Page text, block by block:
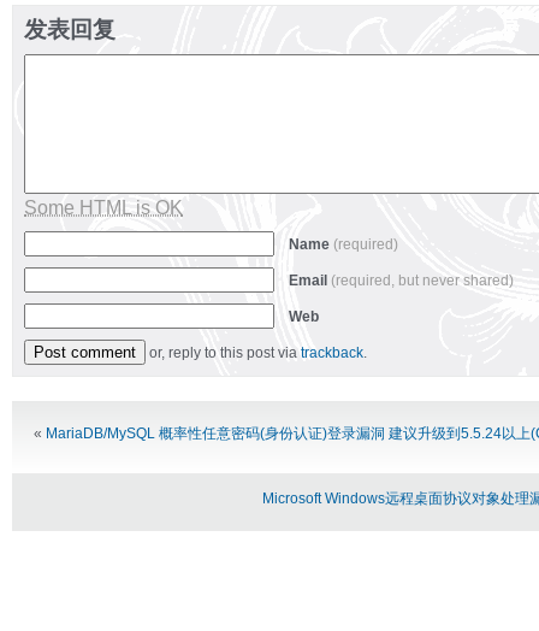
发表回复
Some HTML is OK
Name (required)
Email (required, but never shared)
Web
or, reply to this post via trackback.
« MariaDB/MySQL 概率性任意密码(身份认证)登录漏洞 建议升级到5.5.24以上
Microsoft Windows远程桌面协议对象处理